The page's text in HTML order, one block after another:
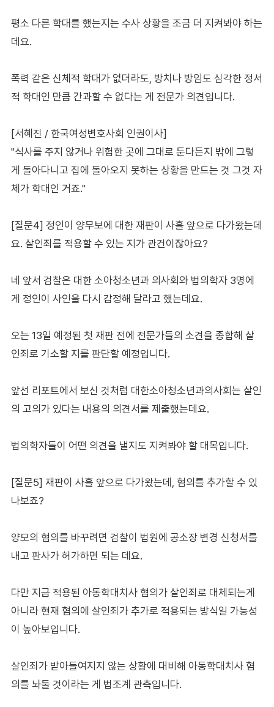
평소 다른 학대를 했는지는 수사 상황을 조금 더 지켜봐야 하는
데요.
폭력 같은 신체적 학대가 없더라도, 방치나 방임도 심각한 정서
적 학대인 만큼 간과할 수 없다는 게 전문가 의견입니다.
[서혜진 / 한국여성변호사회 인권이사]
"식사를 주지 않거나 위험한 곳에 그대로 둔다든지 밖에 그렇
게 돌아다니고 집에 돌아오지 못하는 상황을 만드는 것 그것 자
체가 학대인 거죠."
[질문4] 정인이 양무보에 대한 재판이 사흘 앞으로 다가왔는데
요. 살인죄를 적용할 수 있는 지가 관건이잖아요?
네 앞서 검찰은 대한 소아청소년과 의사회와 법의학자 3명에
게 정인이 사인을 다시 감정해 달라고 했는데요.
오는 13일 예정된 첫 재판 전에 전문가들의 소견을 종합해 살
인죄로 기소할 지를 판단할 예정입니다.
앞선 리포트에서 보신 것처럼 대한소아청소년과의사회는 살인
의 고의가 있다는 내용의 의견서를 제출했는데요.
법의학자들이 어떤 의견을 낼지도 지켜봐야 할 대목입니다.
[질문5] 재판이 사흘 앞으로 다가왔는데, 혐의를 추가할 수 있
나보죠?
양모의 혐의를 바꾸려면 검찰이 법원에 공소장 변경 신청서를
내고 판사가 허가하면 되는 데요.
다만 지금 적용된 아동학대치사 혐의가 살인죄로 대체되는게
아니라 현재 혐의에 살인죄가 추가로 적용되는 방식일 가능성
이 높아보입니다.
살인죄가 받아들여지지 않는 상황에 대비해 아동학대치사 혐
의를 놔둘 것이라는 게 법조계 관측입니다.